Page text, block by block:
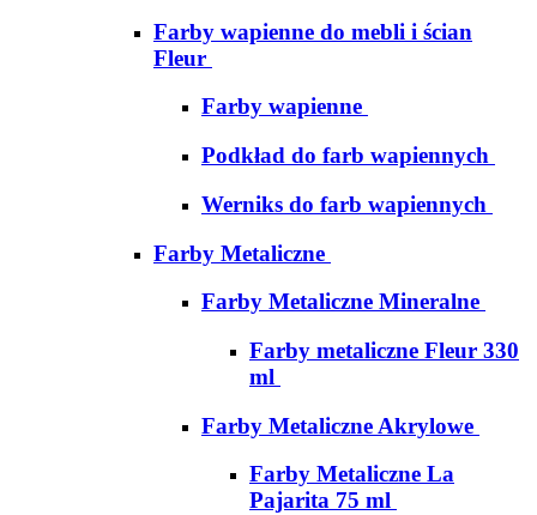
Farby wapienne do mebli i ścian
Fleur
Farby wapienne
Podkład do farb wapiennych
Werniks do farb wapiennych
Farby Metaliczne
Farby Metaliczne Mineralne
Farby metaliczne Fleur 330
ml
Farby Metaliczne Akrylowe
Farby Metaliczne La
Pajarita 75 ml